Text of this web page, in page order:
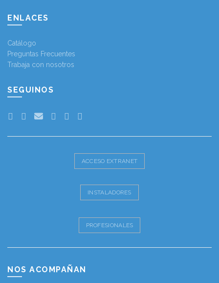
ENLACES
Catálogo
Preguntas Frecuentes
Trabaja con nosotros
SEGUINOS
ACCESO EXTRANET
INSTALADORES
PROFESIONALES
NOS ACOMPAÑAN